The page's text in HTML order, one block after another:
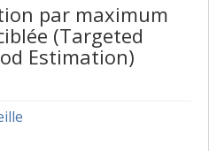
par maximum
(Targeted
Estimation)